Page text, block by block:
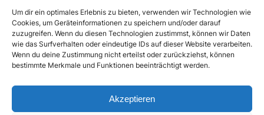
Um dir ein optimales Erlebnis zu bieten, verwenden wir Technologien wie
Cookies, um Geräteinformationen zu speichern und/oder darauf
zuzugreifen. Wenn du diesen Technologien zustimmst, können wir Daten
wie das Surfverhalten oder eindeutige IDs auf dieser Website verarbeiten.
Wenn du deine Zustimmung nicht erteilst oder zurückziehst, können
bestimmte Merkmale und Funktionen beeinträchtigt werden.
Akzeptieren